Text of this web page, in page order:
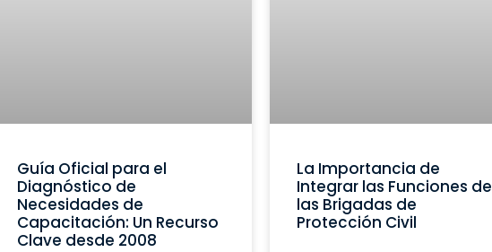
Guía Oficial para el
Diagnóstico de
Necesidades de
Capacitación: Un Recurso
Clave desde 2008
La Importancia de
Integrar las Funciones de
las Brigadas de
Protección Civil